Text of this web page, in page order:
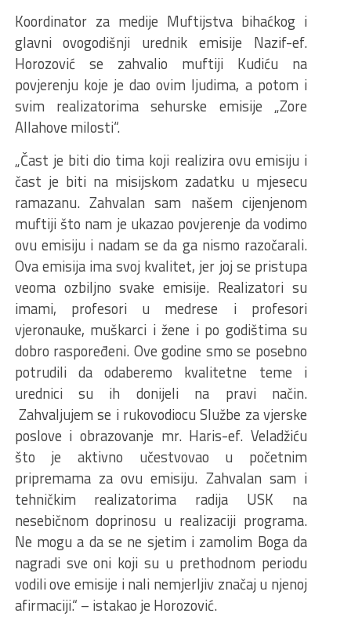
Koordinator za medije Muftijstva bihaćkog i
glavni ovogodišnji urednik emisije Nazif-ef.
Horozović se zahvalio muftiji Kudiću na
povjerenju koje je dao ovim ljudima, a potom i
svim realizatorima sehurske emisije „Zore
Allahove milosti“.
„Čast je biti dio tima koji realizira ovu emisiju i
čast je biti na misijskom zadatku u mjesecu
ramazanu. Zahvalan sam našem cijenjenom
muftiji što nam je ukazao povjerenje da vodimo
ovu emisiju i nadam se da ga nismo razočarali.
Ova emisija ima svoj kvalitet, jer joj se pristupa
veoma ozbiljno svake emisije. Realizatori su
imami, profesori u medrese i profesori
vjeronauke, muškarci i žene i po godištima su
dobro raspoređeni. Ove godine smo se posebno
potrudili da odaberemo kvalitetne teme i
urednici su ih donijeli na pravi način.
Zahvaljujem se i rukovodiocu Službe za vjerske
poslove i obrazovanje mr. Haris-ef. Veladžiću
što je aktivno učestvovao u početnim
pripremama za ovu emisiju. Zahvalan sam i
tehničkim realizatorima radija USK na
nesebičnom doprinosu u realizaciji programa.
Ne mogu a da se ne sjetim i zamolim Boga da
nagradi sve oni koji su u prethodnom periodu
vodili ove emisije i nali nemjerljiv značaj u njenoj
afirmaciji.“ – istakao je Horozović.